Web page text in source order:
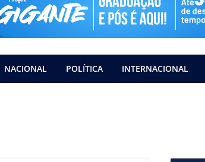
NACIONAL POLÍTICA INTERNACIONAL